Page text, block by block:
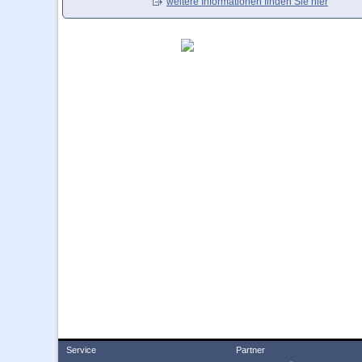
Service Partner